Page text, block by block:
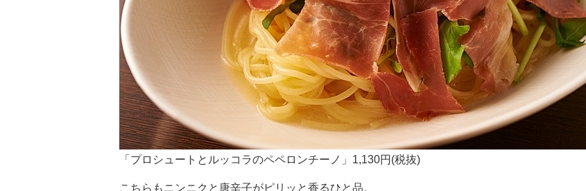
「プロシュートとルッコラのペペロンチーノ」1,130円(税抜)
こちらもニンニクと唐辛子がピリッと香るひと品。